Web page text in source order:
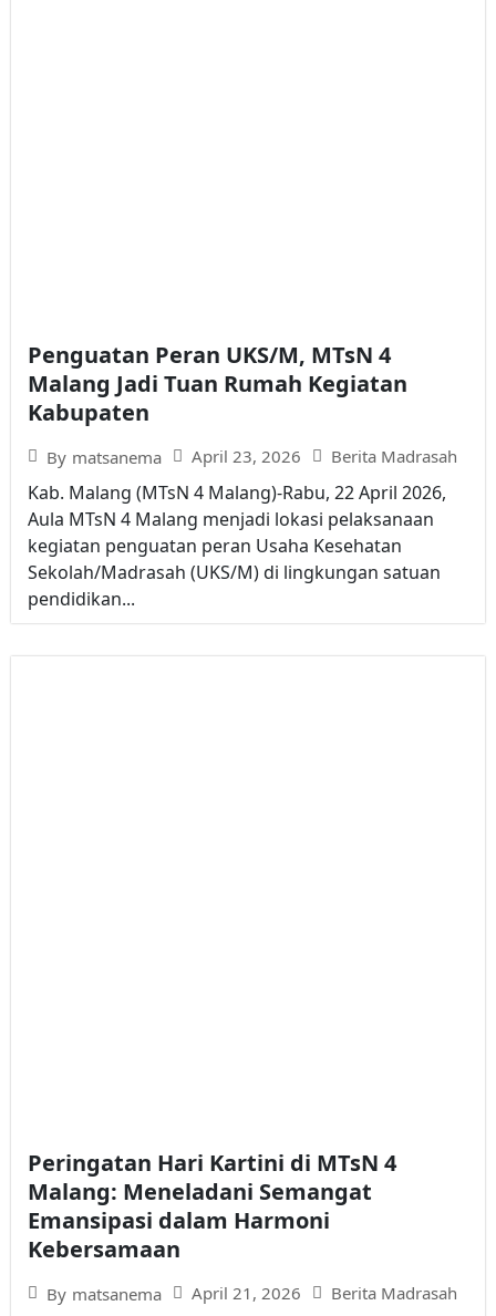
Penguatan Peran UKS/M, MTsN 4
Malang Jadi Tuan Rumah Kegiatan
Kabupaten
By matsanema April 23, 2026 Berita Madrasah
Kab. Malang (MTsN 4 Malang)-Rabu, 22 April 2026,
Aula MTsN 4 Malang menjadi lokasi pelaksanaan
kegiatan penguatan peran Usaha Kesehatan
Sekolah/Madrasah (UKS/M) di lingkungan satuan
pendidikan...
Peringatan Hari Kartini di MTsN 4
Malang: Meneladani Semangat
Emansipasi dalam Harmoni
Kebersamaan
By matsanema April 21, 2026 Berita Madrasah